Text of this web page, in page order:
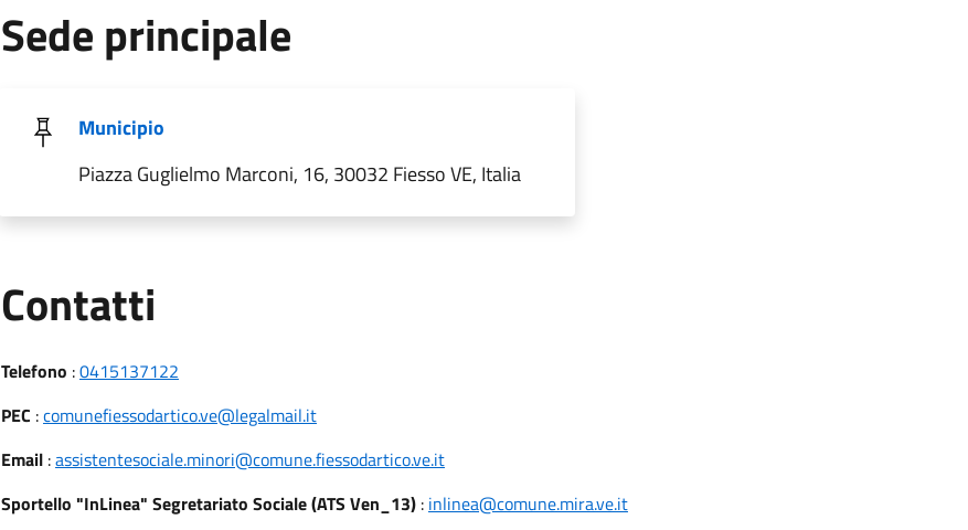
Sede principale
Municipio
Piazza Guglielmo Marconi, 16, 30032 Fiesso VE, Italia
Contatti
Telefono :0415137122
PEC :comunefiessodartico.ve@legalmail.it
Email:assistentesociale.minori@comune.fiessodartico.ve.it
Sportello "InLinea" Segretariato Sociale (ATS Ven_13): inlinea@comune.mira.ve.it